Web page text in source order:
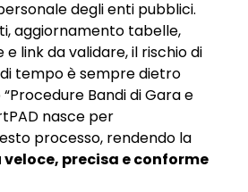
degli enti pubblici.
aggiornamento tabelle,
link da validare, il rischio di
tempo è sempre dietro
“Procedure Bandi di Gara e
nasce per
processo, rendendo la
veloce, precisa e conforme